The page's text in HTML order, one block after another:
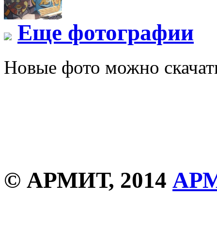
Еще фотографии
Новые фото можно
© АРМИТ, 2014